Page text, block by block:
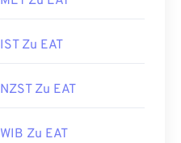
IST Zu EAT
NZST Zu EAT
WIB Zu EAT